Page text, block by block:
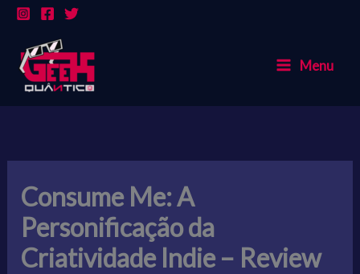
conteúdo
Menu
Consume Me: A
Personificação da
Criatividade Indie – Review